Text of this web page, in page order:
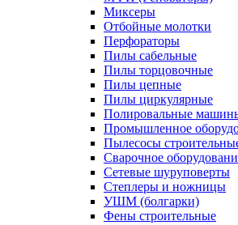
Миксеры
Отбойные молотки
Перфораторы
Пилы сабельные
Пилы торцовочные
Пилы цепные
Пилы циркулярные
Полировальные
Промышленное
Пылесосы
Сварочное
Сетевые шуруповерты
Степлеры и ножницы
УШМ (болгарки)
Фены строительные